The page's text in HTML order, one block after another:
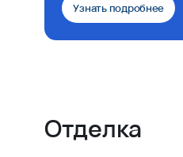
Узнать подробнее
Отделка